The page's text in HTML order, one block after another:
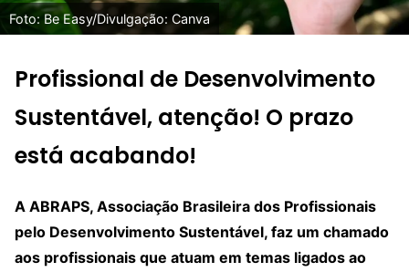
Foto: Be Easy/Divulgação: Canva
Profissional de Desenvolvimento
Sustentável, atenção! O prazo
está acabando!
A ABRAPS, Associação Brasileira dos Profissionais
pelo Desenvolvimento Sustentável, faz um chamado
aos profissionais que atuam em temas ligados ao